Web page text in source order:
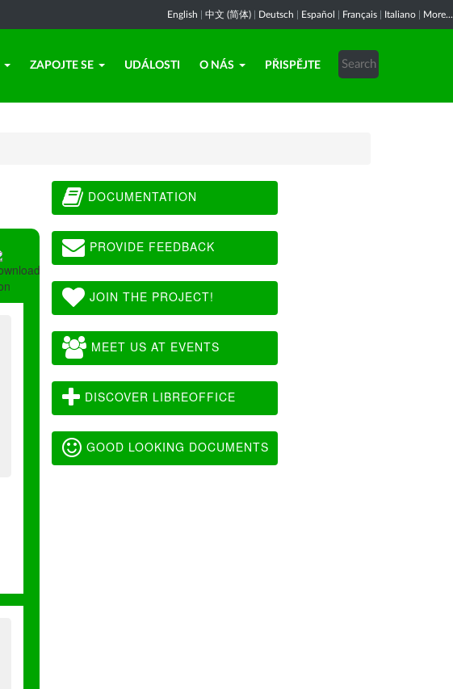
English 中文 (简体) Deutsch Español Français Italiano More...
ZAPOJTE SE UDÁLOSTI O NÁS PŘISPĚJTE
DOCUMENTATION
PROVIDE FEEDBACK
JOIN THE PROJECT!
MEET US AT EVENTS
DISCOVER LIBREOFFICE
GOOD LOOKING DOCUMENTS